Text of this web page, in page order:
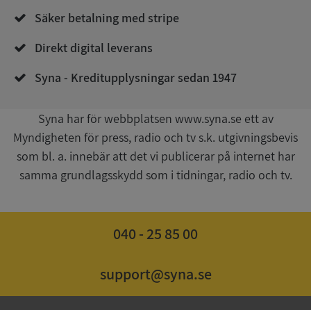
Säker betalning med stripe
Direkt digital leverans
Syna - Kreditupplysningar sedan 1947
Syna har för webbplatsen www.syna.se ett av
Myndigheten för press, radio och tv s.k. utgivningsbevis
som bl. a. innebär att det vi publicerar på internet har
samma grundlagsskydd som i tidningar, radio och tv.
040 - 25 85 00
support@syna.se
VISITOR_PRIVACY_METADATA
YouTube
.youtube.com
5 månader
4 veckor
Google
Privacy Policy